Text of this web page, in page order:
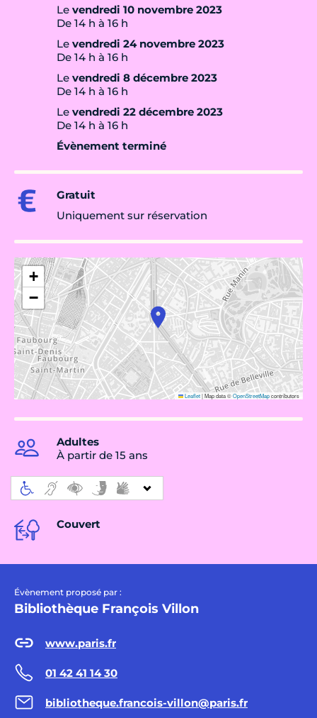
Le vendredi 10 novembre 2023
De 14 h à 16 h
Le vendredi 24 novembre 2023
De 14 h à 16 h
Le vendredi 8 décembre 2023
De 14 h à 16 h
Le vendredi 22 décembre 2023
De 14 h à 16 h
Évènement terminé
Gratuit
Uniquement sur réservation
+
−
Leaflet|Map data ©OpenStreetMapcontributors
Adultes
À partir de 15 ans
Couvert
Évènement proposé par :
Bibliothèque François Villon
www.paris.fr
01 42 41 14 30
bibliotheque.francois-villon@paris.fr